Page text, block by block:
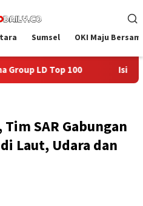
Sumsel OKI Maju
dengan Kepedulian,
SAR Gabungan
Laut, Udara dan